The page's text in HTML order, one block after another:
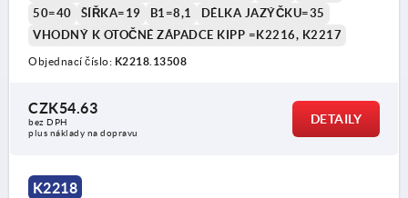
50=40
ŠÍŘKA=19 B1=8,1
DÉLKA JAZÝČKU=35
VHODNÝ K OTOČNÉ ZÁPADCE KIPP =K2216, K2217
Objednací číslo: K2218.13508
CZK54.63
bez DPH
plus náklady na dopravu
DETAILY
K2218